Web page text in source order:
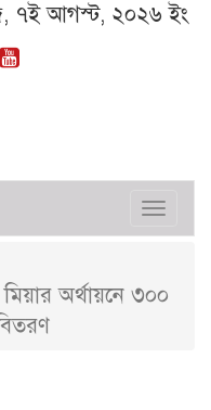
৭ই আগস্ট, ২০২৬ ইং
অর্থায়নে ৩০০